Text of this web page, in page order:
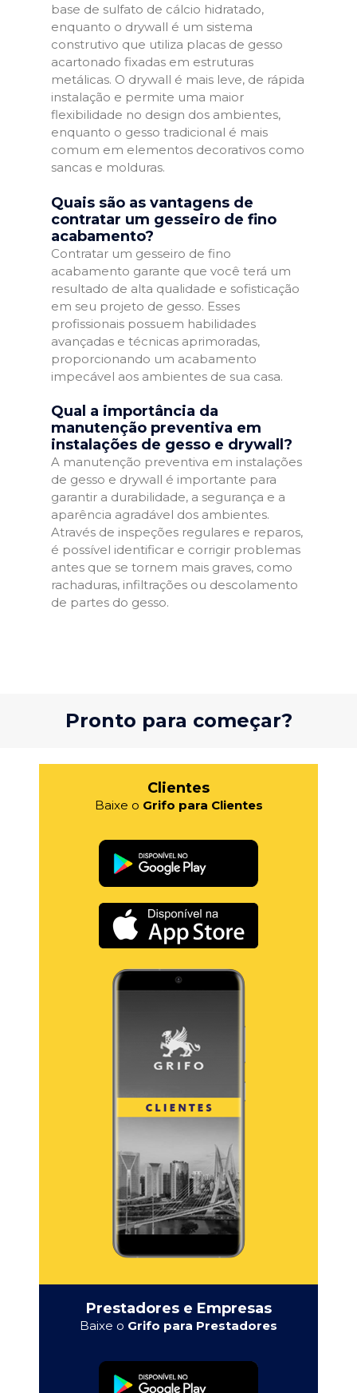
base de sulfato de cálcio hidratado,
enquanto o drywall é um sistema
construtivo que utiliza placas de gesso
acartonado fixadas em estruturas
metálicas. O drywall é mais leve, de rápida
instalação e permite uma maior
flexibilidade no design dos ambientes,
enquanto o gesso tradicional é mais
comum em elementos decorativos como
sancas e molduras.
Quais são as vantagens de
contratar um gesseiro de fino
acabamento?
Contratar um gesseiro de fino
acabamento garante que você terá um
resultado de alta qualidade e sofisticação
em seu projeto de gesso. Esses
profissionais possuem habilidades
avançadas e técnicas aprimoradas,
proporcionando um acabamento
impecável aos ambientes de sua casa.
Qual a importância da
manutenção preventiva em
instalações de gesso e drywall?
A manutenção preventiva em instalações
de gesso e drywall é importante para
garantir a durabilidade, a segurança e a
aparência agradável dos ambientes.
Através de inspeções regulares e reparos,
é possível identificar e corrigir problemas
antes que se tornem mais graves, como
rachaduras, infiltrações ou descolamento
de partes do gesso.
Pronto para começar?
Clientes
Baixe o Grifo para Clientes
Prestadores e Empresas
Baixe o Grifo para Prestadores